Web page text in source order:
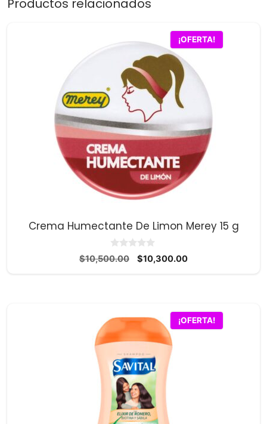
Productos relacionados
¡OFERTA!
Crema Humectante De Limon Merey 15 g
0
d
$10,500.00
El
$10,300.00El
¡OFERTA!